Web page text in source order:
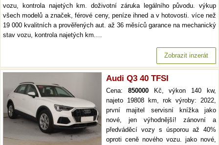
vozu, kontrola najetých km. doživotní záruka legálního původu. výkup
všech modelů a značek, férové ceny, peníze ihned a v hotovosti. více než
19 000 kvalitních a prověřených aut. až 36 měsíců garance na mechanický
stav vozu, kontrola najetých km.…
Zobrazit inzerát
Audi Q3 40 TFSI
Cena: 850000Kč, výkon 140 kw,
najeto 19808 km, rok výroby: 2022,
první majitel servisní knížka jako
nové, jen výhodnější! zánovní a
předváděcí vozy s úsporou až 40%
oproti ceně nového vozu. jako nové,